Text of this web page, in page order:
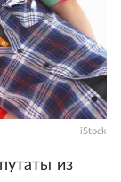
iStock
из